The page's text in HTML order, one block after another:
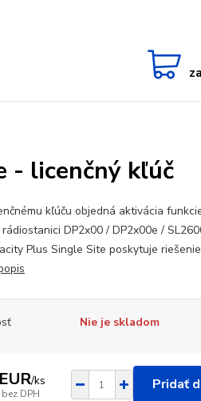
za
- licenčný kľúč
kľúču objedná aktivácia
DP2x00 / DP2x00e /
Plus Single Site poskytuje
Nie je skladom
/ks
bez DPH
Pridať